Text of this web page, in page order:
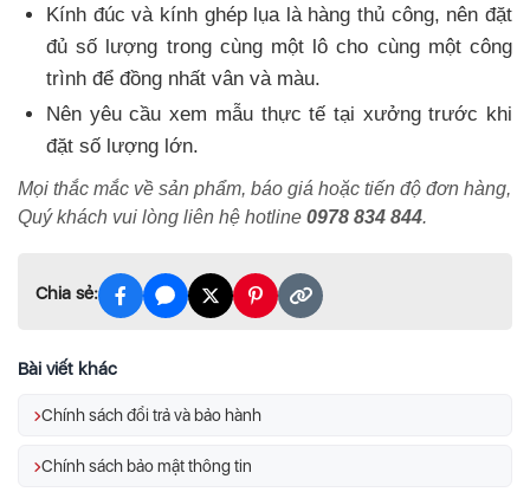
Kính đúc và kính ghép lụa là hàng thủ công, nên đặt
đủ số lượng trong cùng một lô cho cùng một công
trình để đồng nhất vân và màu.
Nên yêu cầu xem mẫu thực tế tại xưởng trước khi
đặt số lượng lớn.
Mọi thắc mắc về sản phẩm, báo giá hoặc tiến độ đơn hàng,
Quý khách vui lòng liên hệ hotline 0978 834 844.
Chia sẻ:
Bài viết khác
Chính sách đổi trả và bảo hành
Chính sách bảo mật thông tin